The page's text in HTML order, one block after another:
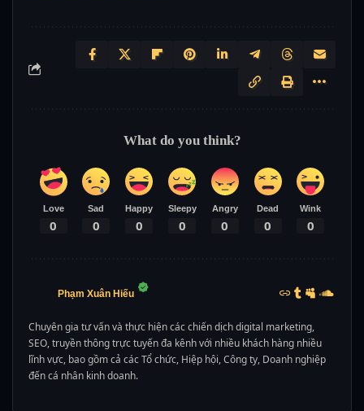
What do you think?
Love
0
Sad
0
Happy
0
Sleepy
0
Angry
0
Dead
0
Wink
0
Phạm Xuân Hiếu
Chuyên gia tư vấn và thực hiện các chiến dịch digital marketing,
SEO, truyền thông trực tuyến đa kênh với nhiều khách hàng nhiều
lĩnh vực, bao gồm cả các Tổ chức, Hiệp hội, Công ty, Doanh nghiệp
đến cá nhân kinh doanh.